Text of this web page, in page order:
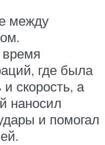
между
время
где была
скорость, а
наносил
и помогал